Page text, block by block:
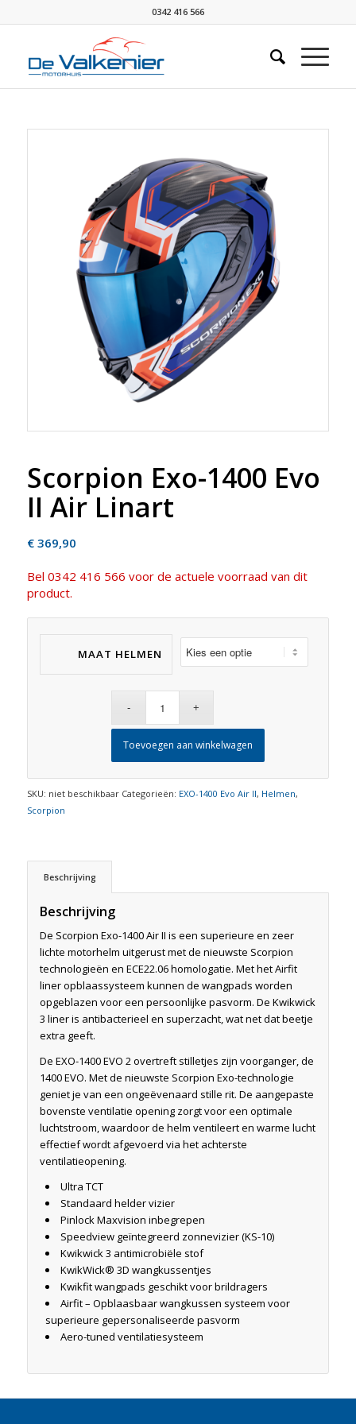
0342 416 566
Scorpion Exo-1400 Evo
II Air Linart
€369,90
Bel 0342 416 566 voor de actuele voorraad van dit
product.
MAAT HELMEN
Toevoegen aan winkelwagen
SKU: niet beschikbaar Categorieën: EXO-1400 Evo Air II, Helmen,
Scorpion
Beschrijving
Beschrijving
De Scorpion Exo-1400 Air II is een superieure en zeer
lichte motorhelm uitgerust met de nieuwste Scorpion
technologieën en ECE22.06 homologatie. Met het Airfit
liner opblaassysteem kunnen de wangpads worden
opgeblazen voor een persoonlijke pasvorm. De Kwikwick
3 liner is antibacterieel en superzacht, wat net dat beetje
extra geeft.
De EXO-1400 EVO 2 overtreft stilletjes zijn voorganger, de
1400 EVO. Met de nieuwste Scorpion Exo-technologie
geniet je van een ongeëvenaard stille rit. De aangepaste
bovenste ventilatie opening zorgt voor een optimale
luchtstroom, waardoor de helm ventileert en warme lucht
effectief wordt afgevoerd via het achterste
ventilatieopening.
Ultra TCT
Standaard helder vizier
Pinlock Maxvision inbegrepen
Speedview geïntegreerd zonnevizier (KS-10)
Kwikwick 3 antimicrobiële stof
KwikWick® 3D wangkussentjes
Kwikfit wangpads geschikt voor brildragers
Airfit – Opblaasbaar wangkussen systeem voor
superieure gepersonaliseerde pasvorm
Aero-tuned ventilatiesysteem